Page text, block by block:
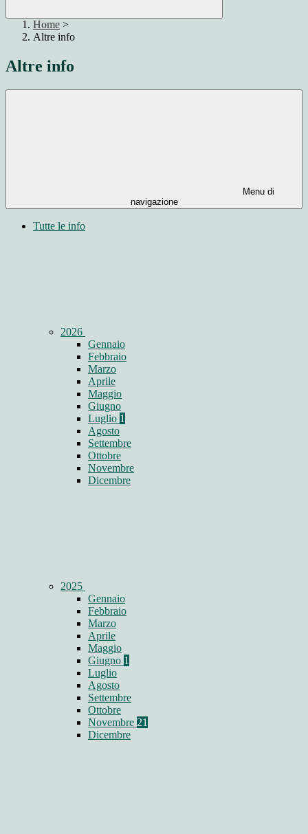
Home >
Altre info
Altre info
Menu di
navigazione
Tutte le info
2026
Gennaio
Febbraio
Marzo
Aprile
Maggio
Giugno
Luglio 1
Agosto
Settembre
Ottobre
Novembre
Dicembre
2025
Gennaio
Febbraio
Marzo
Aprile
Maggio
Giugno 1
Luglio
Agosto
Settembre
Ottobre
Novembre 21
Dicembre